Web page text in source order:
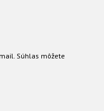
Súhlas môžete